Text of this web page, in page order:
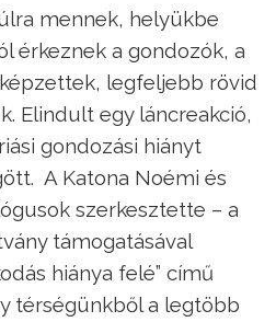
mennek, helyükbe
érkeznek a gondozók, a
legfeljebb rövid
Elindult egy láncreakció,
gondozási hiányt
A Katona Noémi és
szerkesztette – a
támogatásával
hiánya felé” című
térségünkből a legtöbb